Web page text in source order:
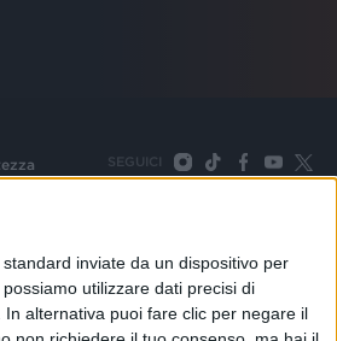
inviate da un dispositivo per
utilizzare dati precisi di
alternativa puoi fare clic per negare il
SEGUICI
02 254441 | Fax +39
TORNA SU